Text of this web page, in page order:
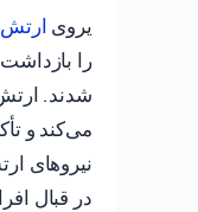
یروی
را
شدند.
می‌کند و
نیروهای
در قبال